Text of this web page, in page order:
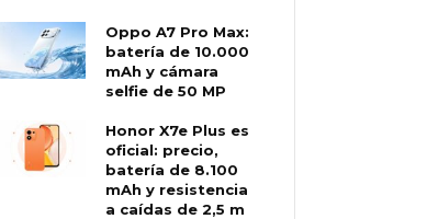
Oppo A7 Pro Max:
batería de 10.000
mAh y cámara
selfie de 50 MP
Honor X7e Plus es
oficial: precio,
batería de 8.100
mAh y resistencia
a caídas de 2,5 m